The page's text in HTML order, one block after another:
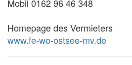
Mobil 0162 96 46 348
Homepage des Vermieters
www.fe-wo-ostsee-mv.de